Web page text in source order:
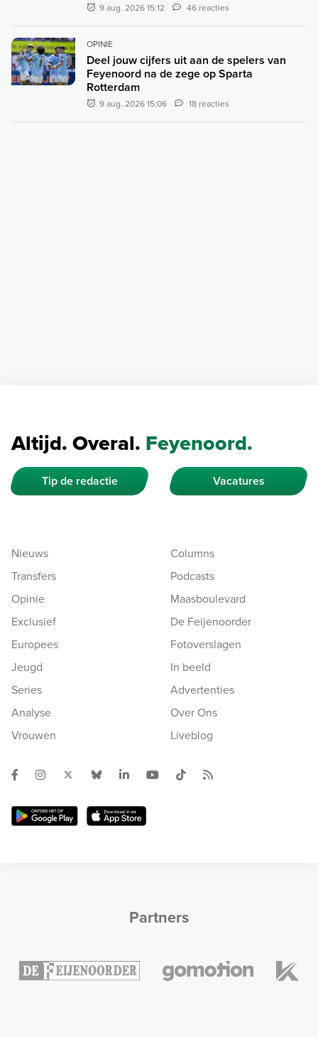
9 aug. 2026 15:12 46 reacties
OPINIE
Deel jouw cijfers uit aan de spelers van
Feyenoord na de zege op Sparta
Rotterdam
9 aug. 2026 15:06 18 reacties
Altijd. Overal. Feyenoord.
Tip de redactie Vacatures
Nieuws
Transfers
Opinie
Exclusief
Europees
Jeugd
Series
Analyse
Vrouwen
Columns
Podcasts
Maasboulevard
De Feijenoorder
Fotoverslagen
In beeld
Advertenties
Over Ons
Liveblog
Partners